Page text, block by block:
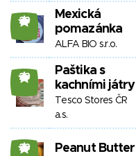
23
Mexická
pomazánka
ALFA BIO s.r.o.
23
Paštika s
kachními játry
Tesco Stores ČR
a.s.
23 Peanut Butter